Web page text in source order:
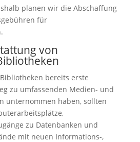
planen wir die Abschaffung
für
von
bereits erste
zu umfassenden Medien- und
unternommen haben, sollten
zu Datenbanken und
mit neuen Informations-,